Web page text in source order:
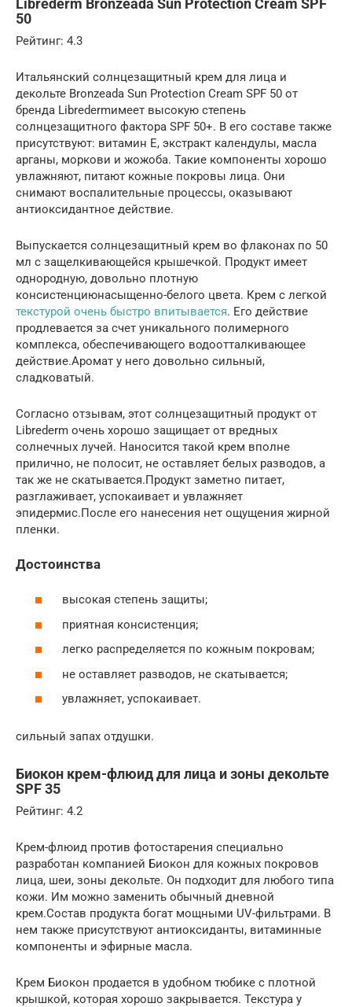
Librederm Bronzeada Sun Protection Cream SPF
50
Рейтинг: 4.3
Итальянский солнцезащитный крем для лица и
декольте Bronzeada Sun Protection Cream SPF 50 от
бренда Libredermимеет высокую степень
солнцезащитного фактора SPF 50+. В его составе также
присутствуют: витамин Е, экстракт календулы, масла
арганы, моркови и жожоба. Такие компоненты хорошо
увлажняют, питают кожные покровы лица. Они
снимают воспалительные процессы, оказывают
антиоксидантное действие.
Выпускается солнцезащитный крем во флаконах по 50
мл с защелкивающейся крышечкой. Продукт имеет
однородную, довольно плотную
консистенциюнасыщенно-белого цвета. Крем с легкой
текстурой очень быстро впитывается. Его действие
продлевается за счет уникального полимерного
комплекса, обеспечивающего водоотталкивающее
действие.Аромат у него довольно сильный,
сладковатый.
Согласно отзывам, этот солнцезащитный продукт от
Librederm очень хорошо защищает от вредных
солнечных лучей. Наносится такой крем вполне
прилично, не полосит, не оставляет белых разводов, а
так же не скатывается.Продукт заметно питает,
разглаживает, успокаивает и увлажняет
эпидермис.После его нанесения нет ощущения жирной
пленки.
Достоинства
высокая степень защиты;
приятная консистенция;
легко распределяется по кожным покровам;
не оставляет разводов, не скатывается;
увлажняет, успокаивает.
сильный запах отдушки.
Биокон крем-флюид для лица и зоны декольте
SPF 35
Рейтинг: 4.2
Крем-флюид против фотостарения специально
разработан компанией Биокон для кожных покровов
лица, шеи, зоны декольте. Он подходит для любого типа
кожи. Им можно заменить обычный дневной
крем.Состав продукта богат мощными UV-фильтрами. В
нем также присутствуют антиоксиданты, витаминные
компоненты и эфирные масла.
Крем Биокон продается в удобном тюбике с плотной
крышкой, которая хорошо закрывается. Текстура у